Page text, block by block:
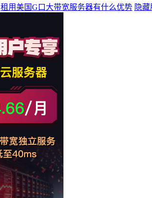
租用美国G口大带宽服务器有什么优势 隐